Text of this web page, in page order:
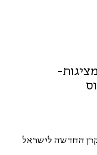
החדשה לישראל